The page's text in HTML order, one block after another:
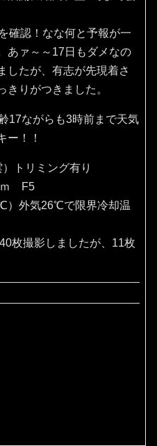
確認！なな何と予報が一
あァ～～17日もダメなの
したが、有志が先現着さ
きりがつきました。
17ながらも3時前まで天気
ー！！
トリミング有り
F5
外気26℃で限界冷却温
撮影しましたが、11枚